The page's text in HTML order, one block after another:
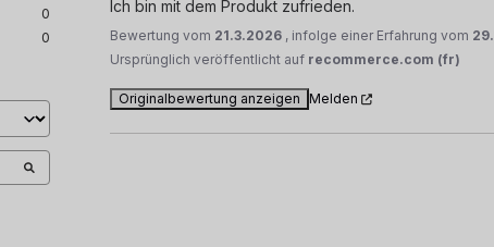
0
0
Ich bin mit dem Produkt zufrieden.
Bewertung vom 21.3.2026 , infolge einer Erfahrung vom
Ursprünglich veröffentlicht auf recommerce.com (fr)
Originalbewertung anzeigen Melden